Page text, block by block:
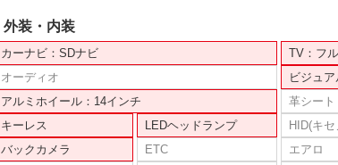
外装・内装
カーナビ：SDナビ
TV：フ
オーディオ
ビジュ
アルミホイール：14インチ
革シート
キーレス
LEDヘッドランプ HID(キ
バックカメラ
ETC エアロ